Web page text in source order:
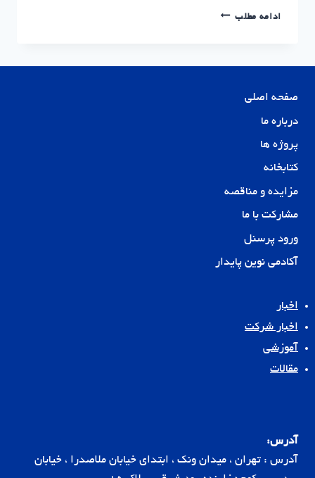
ادامه مطلبهجدهمین
پایدار
صفحه اصلی
درباره ما
پروژه ها
کتابخانه
مزایده و مناقصه
مشارکت با ما
ورود پرسنل
آکادمی نوین پایدار
اخبار
اخبار شرکت
آموزشی
مقالات
آدرس:
آدرس : تهران ، میدان ونک ، ابتدای خیابان ملاصدرا ، خیابان